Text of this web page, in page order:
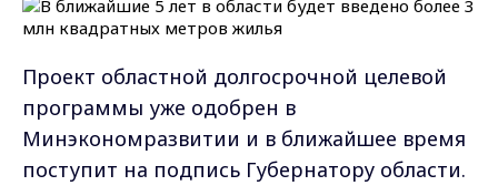
Проект областной долгосрочной целевой
программы уже одобрен в
Минэкономразвитии и в ближайшее время
поступит на подпись Губернатору области.